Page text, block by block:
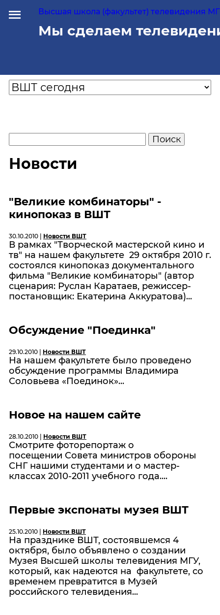
Высшая школа (факультет) телевидения
Мы сделаем
Новости
"Великие комбинаторы" -
кинопоказ в ВШТ
30.10.2010 | Новости ВШТ
В рамках "Творческой мастерской кино и
тв" на нашем факультете 29 октября 2010 г.
состоялся кинопоказ документального
фильма "Великие комбинаторы" (автор
сценария: Руслан Каратаев, режиссер-
постановщик: Екатерина Аккуратова)...
Обсуждение "Поединка"
29.10.2010 | Новости ВШТ
На нашем факультете было проведено
обсуждение программы Владимира
Соловьева «Поединок»...
Новое на нашем сайте
28.10.2010 | Новости ВШТ
Смотрите фоторепортаж о
посещении Совета министров обороны
СНГ нашими студентами и о мастер-
классах 2010-2011 учебного года....
Первые экспонаты музея ВШТ
25.10.2010 | Новости ВШТ
На празднике ВШТ, состоявшемся 4
октября, было объявлено о создании
Музея Высшей школы телевидения МГУ,
который, как надеются на факультете, со
временем превратится в Музей
российского телевидения...